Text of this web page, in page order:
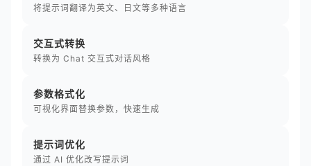
将提示词翻译为英文、日文等多种语言
交互式转换
转换为 Chat 交互式对话风格
参数格式化
可视化界面替换参数，快速生成
提示词优化
通过 AI 优化改写提示词